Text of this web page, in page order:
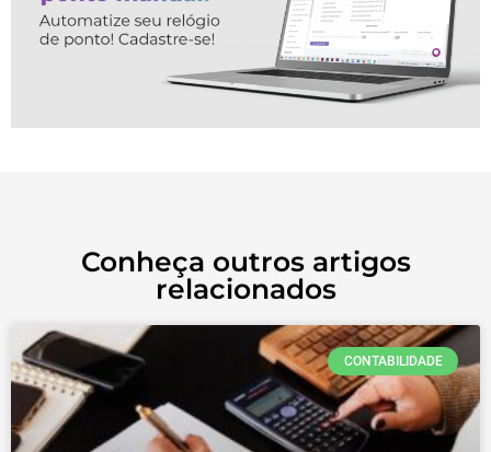
Conheça outros artigos
relacionados
CONTABILIDADE